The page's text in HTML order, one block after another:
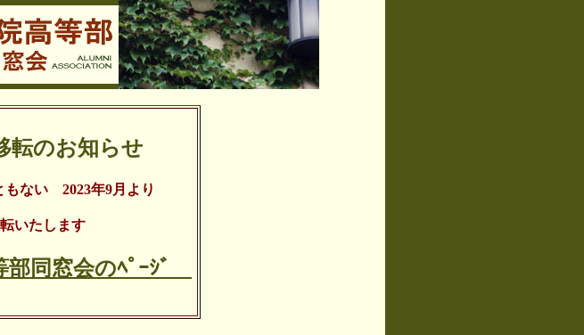
転のお知らせ
ない 2023年9月より
転いたします
同窓会のﾍﾟｰｼﾞ